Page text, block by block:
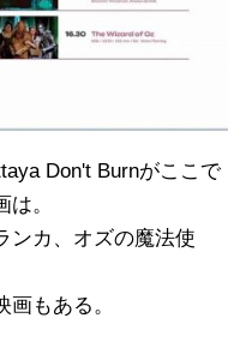
Don't Burnがここで
。
ンカ、オズの魔法使
もある。